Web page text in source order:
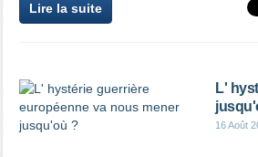
Lire la suite
L'
16 Août